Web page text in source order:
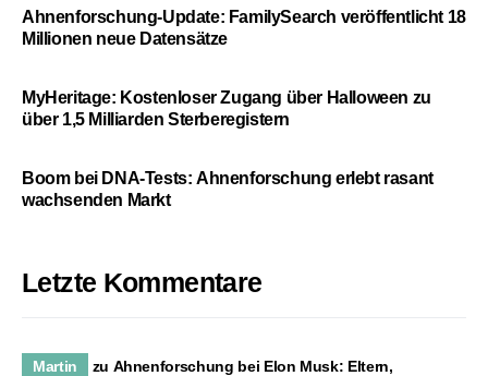
Ahnenforschung-Update: FamilySearch veröffentlicht 18
Millionen neue Datensätze
MyHeritage: Kostenloser Zugang über Halloween zu
über 1,5 Milliarden Sterberegistern
Boom bei DNA-Tests: Ahnenforschung erlebt rasant
wachsenden Markt
Letzte Kommentare
Martin zu Ahnenforschung bei Elon Musk: Eltern,